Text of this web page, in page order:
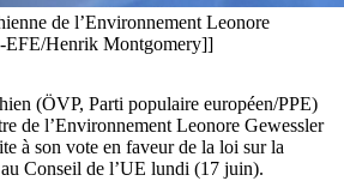
de l’Environnement Leonore
EFE/Henrik Montgomery]]
(ÖVP, Parti populaire européen/PPE)
de l’Environnement Leonore Gewessler
à son vote en faveur de la loi sur la
Conseil de l’UE lundi (17 juin).